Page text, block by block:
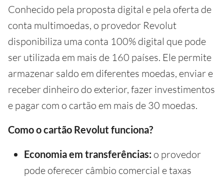
Conhecido pela proposta digital e pela oferta de
conta multimoedas, o provedor Revolut
disponibiliza uma conta 100% digital que pode
ser utilizada em mais de 160 países. Ele permite
armazenar saldo em diferentes moedas, enviar e
receber dinheiro do exterior, fazer investimentos
e pagar com o cartão em mais de 30 moedas.
Como o cartão Revolut funciona?
Economia em transferências: o provedor
pode oferecer câmbio comercial e taxas